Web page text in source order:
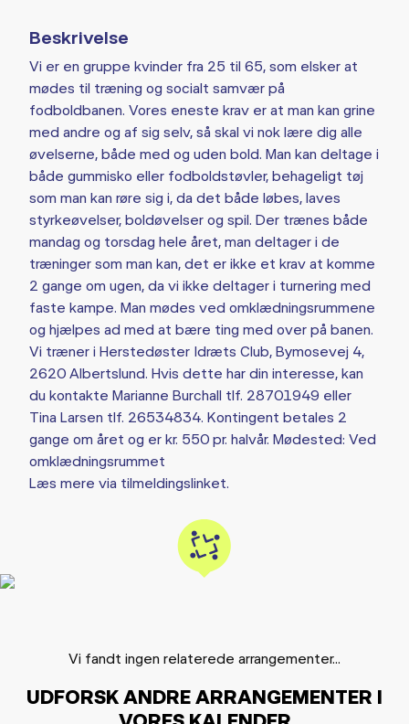
Beskrivelse
Vi er en gruppe kvinder fra 25 til 65, som elsker at
mødes til træning og socialt samvær på
fodboldbanen. Vores eneste krav er at man kan grine
med andre og af sig selv, så skal vi nok lære dig alle
øvelserne, både med og uden bold. Man kan deltage i
både gummisko eller fodboldstøvler, behageligt tøj
som man kan røre sig i, da det både løbes, laves
styrkeøvelser, boldøvelser og spil. Der trænes både
mandag og torsdag hele året, man deltager i de
træninger som man kan, det er ikke et krav at komme
2 gange om ugen, da vi ikke deltager i turnering med
faste kampe. Man mødes ved omklædningsrummene
og hjælpes ad med at bære ting med over på banen.
Vi træner i Herstedøster Idræts Club, Bymosevej 4,
2620 Albertslund. Hvis dette har din interesse, kan
du kontakte Marianne Burchall tlf. 28701949 eller
Tina Larsen tlf. 26534834. Kontingent betales 2
gange om året og er kr. 550 pr. halvår. Mødested: Ved
omklædningsrummet
Læs mere via tilmeldingslinket.
Vi fandt ingen relaterede arrangementer...
UDFORSK ANDRE ARRANGEMENTER I